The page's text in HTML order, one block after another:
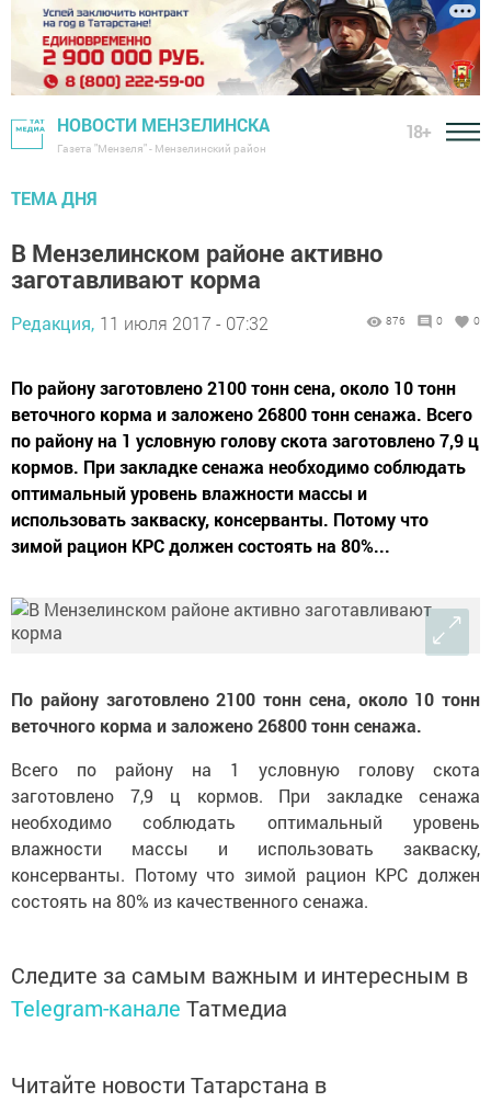
НОВОСТИ МЕНЗЕЛИНСКА
Газета "Мензеля" - Мензелинский район
18+
ТЕМА ДНЯ
В Мензелинском районе активно
заготавливают корма
Редакция, 11 июля 2017 - 07:32 876 0 0
По району заготовлено 2100 тонн сена, около 10 тонн
веточного корма и заложено 26800 тонн сенажа. Всего
по району на 1 условную голову скота заготовлено 7,9 ц
кормов. При закладке сенажа необходимо соблюдать
оптимальный уровень влажности массы и
использовать закваску, консерванты. Потому что
зимой рацион КРС должен состоять на 80%...
По району заготовлено 2100 тонн сена, около 10 тонн
веточного корма и заложено 26800 тонн сенажа.
Всего по району на 1 условную голову скота
заготовлено 7,9 ц кормов. При закладке сенажа
необходимо соблюдать оптимальный уровень
влажности массы и использовать закваску,
консерванты. Потому что зимой рацион КРС должен
состоять на 80% из качественного сенажа.
Следите за самым важным и интересным в
Telegram-канале Татмедиа
Читайте новости Татарстана в